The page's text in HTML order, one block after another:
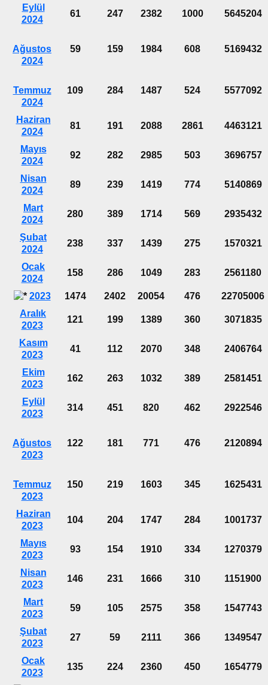
Eylül
2024
61 247 2382 1000 5645204
Ağustos
2024
59 159 1984 608 5169432
Temmuz
2024
109 284 1487 524 5577092
Haziran
2024
81 191 2088 2861 4463121
Mayıs
2024
92 282 2985 503 3696757
Nisan
2024
89 239 1419 774 5140869
Mart
2024
280 389 1714 569 2935432
Şubat
2024
238 337 1439 275 1570321
Ocak
2024
158 286 1049 283 2561180
2023 1474 2402 20054 476
22705006
Aralık
2023
121 199 1389 360 3071835
Kasım
2023
41 112 2070 348 2406764
Ekim
2023
162 263 1032 389 2581451
Eylül
2023
314 451 820 462 2922546
Ağustos
2023
122 181 771 476 2120894
Temmuz
2023
150 219 1603 345 1625431
Haziran
2023
104 204 1747 284 1001737
Mayıs
2023
93 154 1910 334 1270379
Nisan
2023
146 231 1666 310 1151900
Mart
2023
59 105 2575 358 1547743
Şubat
2023
27 59 2111 366 1349547
Ocak
2023
135 224 2360 450 1654779